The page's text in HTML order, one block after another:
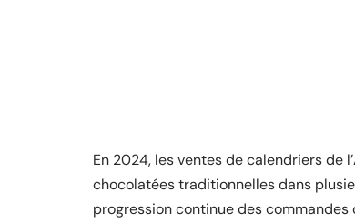
En 2024, les ventes de calendriers de
chocolatées traditionnelles dans
progression continue des